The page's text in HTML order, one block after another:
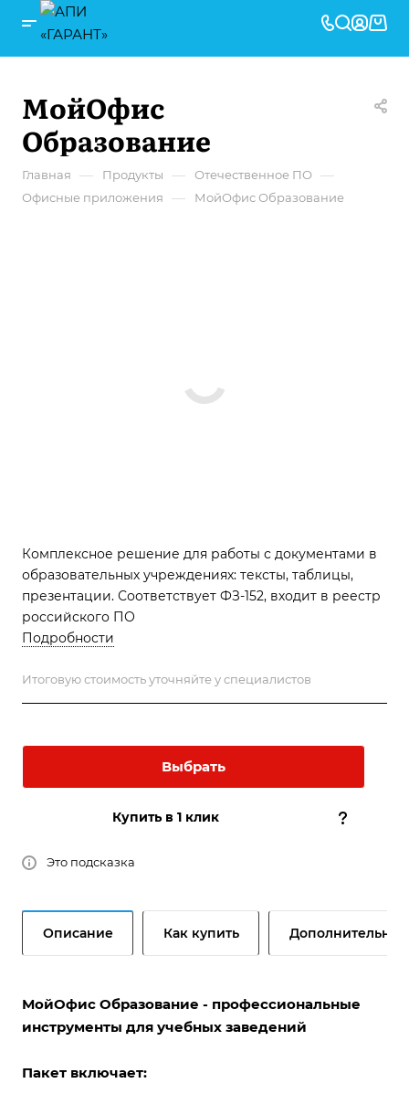
МойОфис
Образование
Главная — Продукты — Отечественное ПО —
Офисные приложения — МойОфис Образование
Комплексное решение для работы с документами в
образовательных учреждениях: тексты, таблицы,
презентации. Соответствует ФЗ-152, входит в реестр
российского ПО
Подробности
Итоговую стоимость уточняйте у специалистов
Выбрать
Купить в 1 клик
Это подсказка
Описание Как купить Дополнительно
МойОфис Образование - профессиональные
инструменты для учебных заведений
Пакет включает: